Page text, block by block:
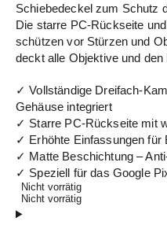
Schiebedeckel zum Schutz
Die starre PC-Rückseite
schützen vor Stürzen und
deckt alle Objektive und den
✓ Vollständige Dreifach-
Gehäuse integriert
✓ Starre PC-Rückseite mit
✓ Erhöhte Einfassungen für
✓ Matte Beschichtung –
✓ Speziell für das Google
Nicht vorrätig
Nicht vorrätig